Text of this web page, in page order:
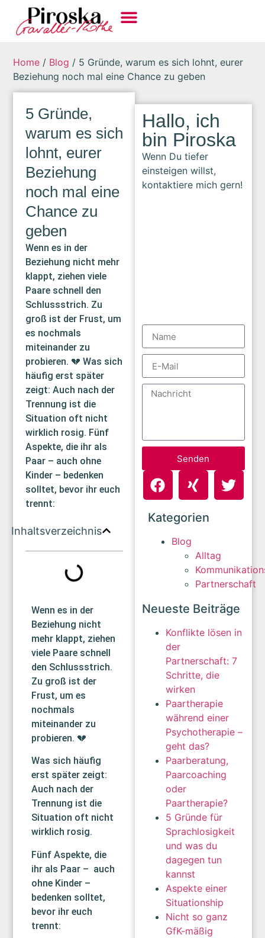
Home / Blog / 5 Gründe, warum es sich lohnt, eurer
Beziehung noch mal eine Chance zu geben
5 Gründe,
warum es sich
lohnt, eurer
Beziehung
noch mal eine
Chance zu
geben
Wenn es in der
Beziehung nicht mehr
klappt, ziehen viele
Paare schnell den
Schlussstrich. Zu
groß ist der Frust, um
es nochmals
miteinander zu
probieren. 💔 Was sich
häufig erst später
zeigt: Auch nach der
Trennung ist die
Situation oft nicht
wirklich rosig. Fünf
Aspekte, die ihr als
Paar – auch ohne
Kinder – bedenken
solltet, bevor ihr euch
trennt:
Inhaltsverzeichnis
Wenn es in der
Beziehung nicht
mehr klappt, ziehen
viele Paare schnell
den Schlussstrich.
Zu groß ist der
Frust, um es
nochmals
miteinander zu
probieren. 💔
Was sich häufig
erst später zeigt:
Auch nach der
Trennung ist die
Situation oft nicht
wirklich rosig.
Fünf Aspekte, die
ihr als Paar – auch
ohne Kinder –
bedenken solltet,
bevor ihr euch
trennt:
Hallo, ich
bin Piroska
Wenn Du tiefer
einsteigen willst,
kontaktiere mich gern!
Senden
Kategorien
Blog
Alltag
Partnerschaft
Neueste Beiträge
Konflikte lösen in
der
Partnerschaft: 7
Schritte, die
wirken
Paartherapie
während einer
Psychotherapie –
geht das?
Paarberatung,
Paarcoaching
oder
Paartherapie?
5 Gründe für
Sprachlosigkeit
und was du
dagegen tun
kannst
Aspekte einer
Situationship
Nicht so ganz
GfK-mäßig